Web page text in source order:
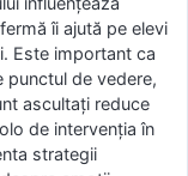
îi ajută pe elevi
Este important ca
punctul de vedere,
ascultați reduce
de intervenția în
strategii